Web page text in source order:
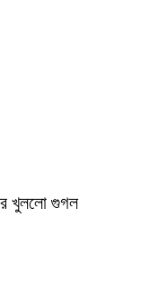
খুললো গুগল